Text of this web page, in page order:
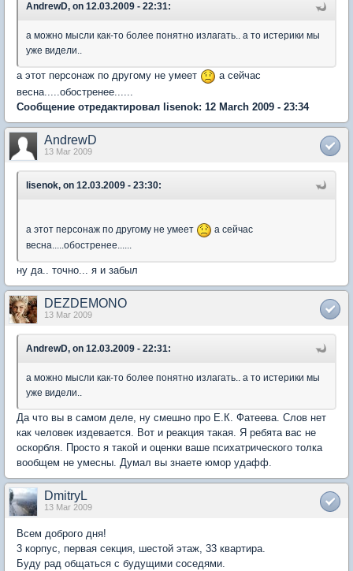
AndrewD, on 12.03.2009 - 22:31:
а можно мысли как-то более понятно излагать.. а то истерики мы
уже видели..
а этот персонаж по другому не умеет
а сейчас
весна.....обостренее......
Сообщение отредактировал lisenok: 12 March 2009 - 23:34
AndrewD
13 Mar 2009
lisenok, on 12.03.2009 - 23:30:
а этот персонаж по другому не умеет
а сейчас
весна.....обостренее......
ну да.. точно... я и забыл
DEZDEMONO
13 Mar 2009
AndrewD, on 12.03.2009 - 22:31:
а можно мысли как-то более понятно излагать.. а то истерики мы
уже видели..
Да что вы в самом деле, ну смешно про Е.К. Фатеева. Слов нет
как человек издевается. Вот и реакция такая. Я ребята вас не
оскорбля. Просто я такой и оценки ваше психатрического толка
вообщем не умесны. Думал вы знаете юмор удафф.
DmitryL
13 Mar 2009
Всем доброго дня!
3 корпус, первая секция, шестой этаж, 33 квартира.
Буду рад общаться с будущими соседями.